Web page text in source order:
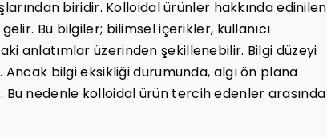
biridir. Kolloidal ürünler hakkında edinilen
Bu bilgiler; bilimsel içerikler, kullanıcı
anlatımlar üzerinden şekillenebilir. Bilgi düzeyi
bilgi eksikliği durumunda, algı ön plana
nedenle kolloidal ürün tercih edenler arasında